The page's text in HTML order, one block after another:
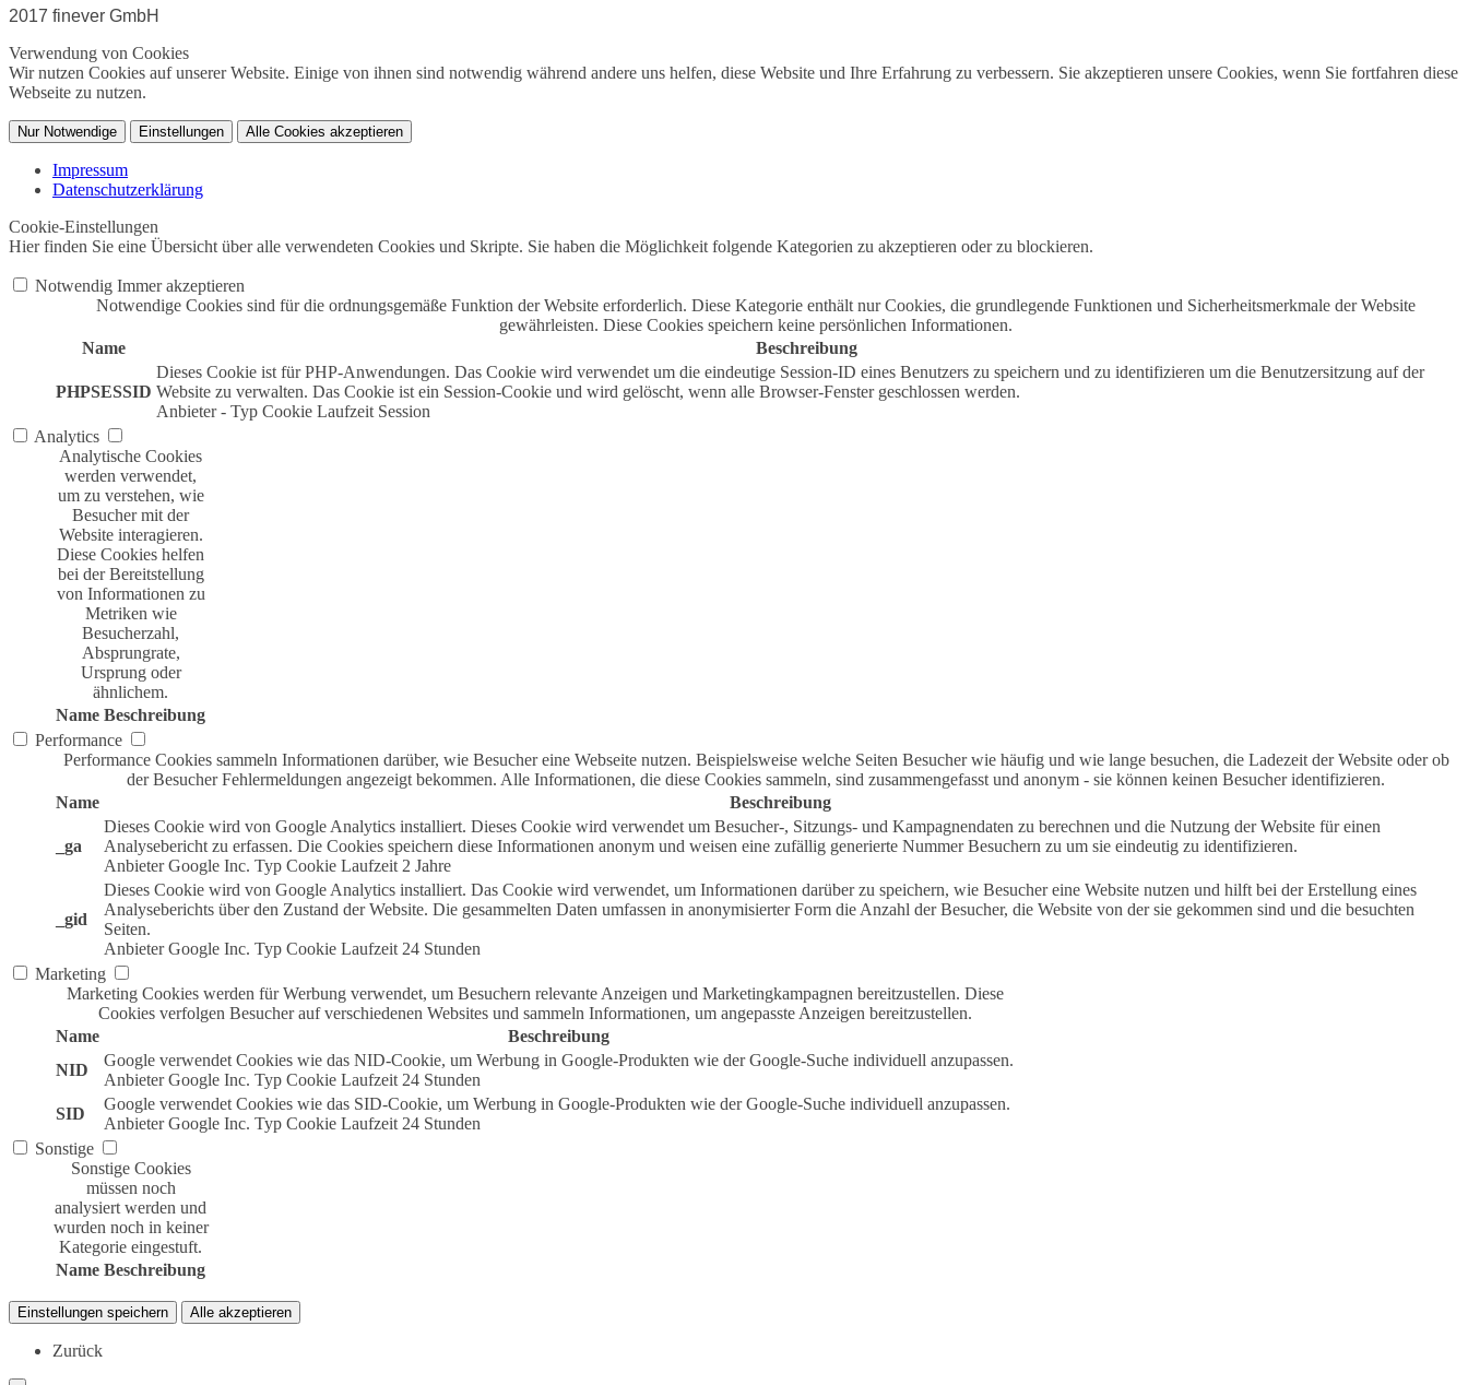
2017 finever GmbH
Verwendung von Cookies
Wir nutzen Cookies auf unserer Website. Einige von ihnen sind notwendig während andere uns helfen, diese Website und Ihre Erfahrung zu verbessern. Sie akzeptieren unsere Cookies, wenn Sie fortfahren diese
Webseite zu nutzen.
Nur Notwendige Einstellungen Alle Cookies akzeptieren
Impressum
Datenschutzerklärung
Cookie-Einstellungen
Hier finden Sie eine Übersicht über alle verwendeten Cookies und Skripte. Sie haben die Möglichkeit folgende Kategorien zu akzeptieren oder zu blockieren.
Notwendig Immer akzeptieren
Notwendige Cookies sind für die ordnungsgemäße Funktion der Website erforderlich. Diese Kategorie enthält nur Cookies, die grundlegende Funktionen und Sicherheitsmerkmale der Website
gewährleisten. Diese Cookies speichern keine persönlichen Informationen.
Name
Beschreibung
PHPSESSID
Dieses Cookie ist für PHP-Anwendungen. Das Cookie wird verwendet um die eindeutige Session-ID eines Benutzers zu speichern und zu identifizieren um die Benutzersitzung auf der
Website zu verwalten. Das Cookie ist ein Session-Cookie und wird gelöscht, wenn alle Browser-Fenster geschlossen werden.
Anbieter - Typ Cookie Laufzeit Session
Analytics
Analytische Cookies
werden verwendet,
um zu verstehen, wie
Besucher mit der
Website interagieren.
Diese Cookies helfen
bei der Bereitstellung
von Informationen zu
Metriken wie
Besucherzahl,
Absprungrate,
Ursprung oder
ähnlichem.
Name Beschreibung
Performance
Performance Cookies sammeln Informationen darüber, wie Besucher eine Webseite nutzen. Beispielsweise welche Seiten Besucher wie häufig und wie lange besuchen, die Ladezeit der Website oder ob
der Besucher Fehlermeldungen angezeigt bekommen. Alle Informationen, die diese Cookies sammeln, sind zusammengefasst und anonym - sie können keinen Besucher identifizieren.
Name
Beschreibung
_ga
Dieses Cookie wird von Google Analytics installiert. Dieses Cookie wird verwendet um Besucher-, Sitzungs- und Kampagnendaten zu berechnen und die Nutzung der Website für einen
Analysebericht zu erfassen. Die Cookies speichern diese Informationen anonym und weisen eine zufällig generierte Nummer Besuchern zu um sie eindeutig zu identifizieren.
Anbieter Google Inc. Typ Cookie Laufzeit 2 Jahre
_gid
Dieses Cookie wird von Google Analytics installiert. Das Cookie wird verwendet, um Informationen darüber zu speichern, wie Besucher eine Website nutzen und hilft bei der Erstellung eines
Analyseberichts über den Zustand der Website. Die gesammelten Daten umfassen in anonymisierter Form die Anzahl der Besucher, die Website von der sie gekommen sind und die besuchten
Seiten.
Anbieter Google Inc. Typ Cookie Laufzeit 24 Stunden
Marketing
Marketing Cookies werden für Werbung verwendet, um Besuchern relevante Anzeigen und Marketingkampagnen bereitzustellen. Diese
Cookies verfolgen Besucher auf verschiedenen Websites und sammeln Informationen, um angepasste Anzeigen bereitzustellen.
Name
Beschreibung
NID
Google verwendet Cookies wie das NID-Cookie, um Werbung in Google-Produkten wie der Google-Suche individuell anzupassen.
Anbieter Google Inc. Typ Cookie Laufzeit 24 Stunden
SID
Google verwendet Cookies wie das SID-Cookie, um Werbung in Google-Produkten wie der Google-Suche individuell anzupassen.
Anbieter Google Inc. Typ Cookie Laufzeit 24 Stunden
Sonstige
Sonstige Cookies
müssen noch
analysiert werden und
wurden noch in keiner
Kategorie eingestuft.
Name Beschreibung
Einstellungen speichern Alle akzeptieren
Zurück